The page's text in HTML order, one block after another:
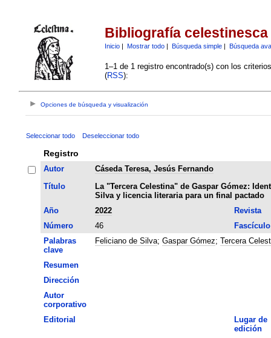
Bibliografía celestinesca
Inicio| Mostrar todo| Búsqueda simple| Búsqueda
1–1 de 1 registro encontrado(s) con los
(RSS):
Opciones de búsqueda y visualización
Seleccionar todo Deseleccionar todo
Registro
Autor
Cáseda Teresa, Jesús Fernando
Título
La "Tercera Celestina" de Gaspar Gómez:
Silva y licencia literaria para un final pactado
Año
2022
Revista
Número
46
Fascículo
Palabras
clave
Feliciano de Silva; Gaspar Gómez; Tercera
Resumen
Dirección
Autor
corporativo
Editorial
Lugar de
edición